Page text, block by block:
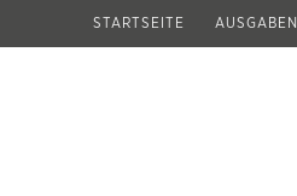
STARTSEITE AUSGABEN